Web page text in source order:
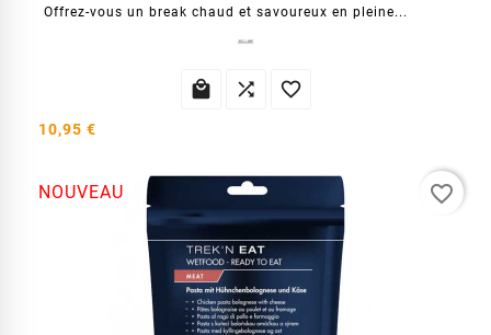
Offrez-vous un break chaud et savoureux en pleine...
  
10,95 €
NOUVEAU favorite_border